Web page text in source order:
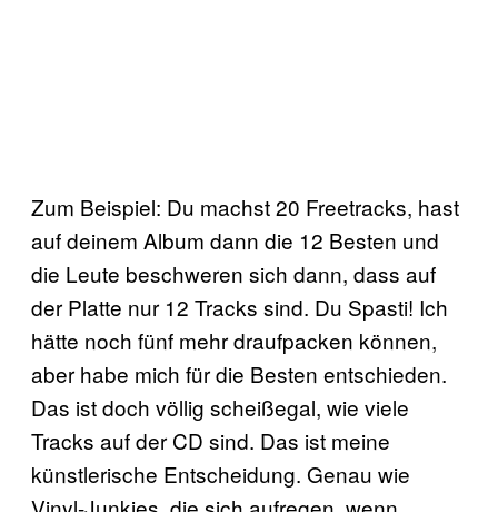
Zum Beispiel: Du machst 20 Freetracks, hast
auf deinem Album dann die 12 Besten und
die Leute beschweren sich dann, dass auf
der Platte nur 12 Tracks sind. Du Spasti! Ich
hätte noch fünf mehr draufpacken können,
aber habe mich für die Besten entschieden.
Das ist doch völlig scheißegal, wie viele
Tracks auf der CD sind. Das ist meine
künstlerische Entscheidung. Genau wie